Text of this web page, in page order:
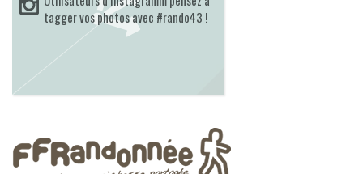
tagger vos photos avec #rando43 !